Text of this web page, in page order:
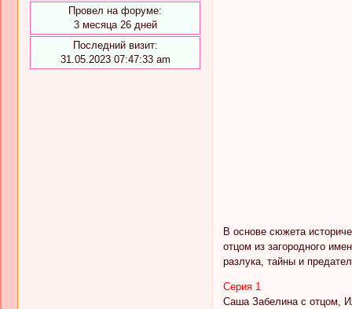
Провел на форуме:
3 месяца 26 дней
Последний визит:
31.05.2023 07:47:33 am
В основе сюжета
отцом из загородного
разлука, тайны и
Серия 1
Саша Забелина с отцом,